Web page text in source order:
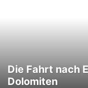
Die Fahrt nach
Dolomiten